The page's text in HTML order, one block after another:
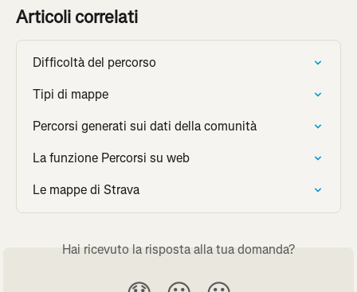
Articoli correlati
Difficoltà del percorso
Tipi di mappe
Percorsi generati sui dati della comunità
La funzione Percorsi su web
Le mappe di Strava
Hai ricevuto la risposta alla tua domanda?